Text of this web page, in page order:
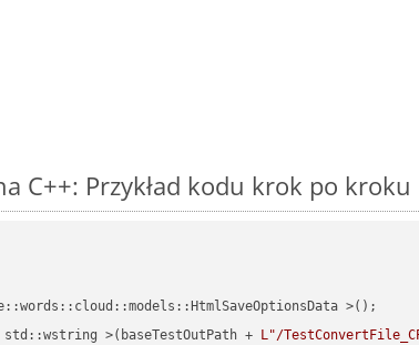
C++: Przykład kodu krok po kroku
>();
std::wstring >(baseTestOutPath +
L"/